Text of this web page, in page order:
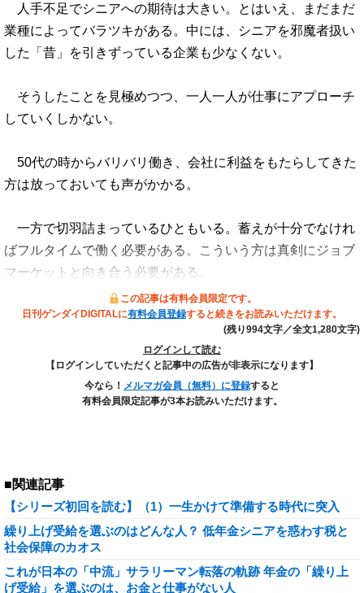
人手不足でシニアへの期待は大きい。とはいえ、まだまだ
業種によってバラツキがある。中には、シニアを邪魔者扱い
した「昔」を引きずっている企業も少なくない。
そうしたことを見極めつつ、一人一人が仕事にアプローチ
していくしかない。
50代の時からバリバリ働き、会社に利益をもたらしてきた
方は放っておいても声がかかる。
一方で切羽詰まっているひともいる。蓄えが十分でなけれ
ばフルタイムで働く必要がある。こういう方は真剣にジョブ
マーケットと向き合う必要がある。
この記事は有料会員限定です。
日刊ゲンダイDIGITALに有料会員登録すると続きをお読みいただけます。
(残り994文字／全文1,280文字)
ログインして読む
【ログインしていただくと記事中の広告が非表示になります】
今なら！ メルマガ会員（無料）に登録すると
有料会員限定記事が3本お読みいただけます。
■関連記事
【シリーズ初回を読む】（1）一生かけて準備する時代に突入
繰り上げ受給を選ぶのはどんな人？ 低年金シニアを惑わす税と
社会保障のカオス
これが日本の「中流」サラリーマン転落の軌跡 年金の「繰り上
げ受給」を選ぶのは、お金と仕事がない人